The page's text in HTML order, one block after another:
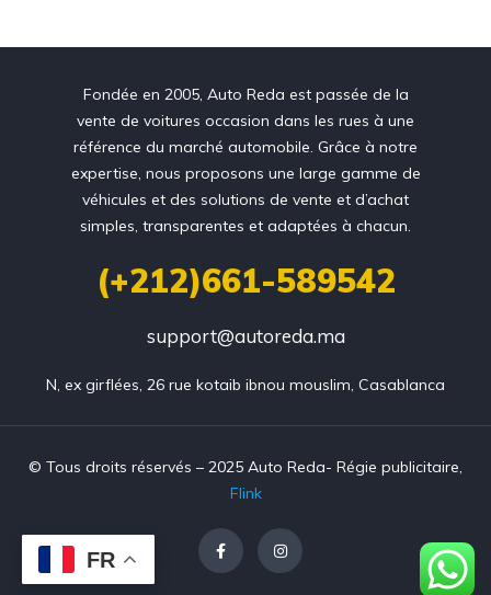
Fondée en 2005, Auto Reda est passée de la
vente de voitures occasion dans les rues à une
référence du marché automobile. Grâce à notre
expertise, nous proposons une large gamme de
véhicules et des solutions de vente et d’achat
simples, transparentes et adaptées à chacun.
(+212)661-589542
support@autoreda.ma
N, ex girflées, 26 rue kotaib ibnou mouslim, Casablanca
© Tous droits réservés – 2025 Auto Reda- Régie publicitaire,
Flink
FR